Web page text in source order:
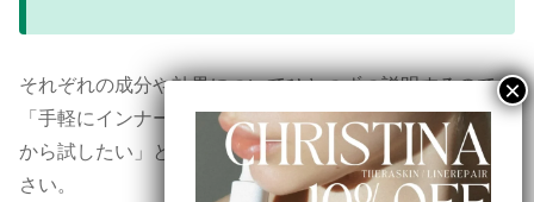
それぞれの成分や効果についてひとつずつ説明するので、
「手軽にインナーケアをはじめたい」「すぐに買えるもの
から試したい」と考えている方はぜひ参考にしてみてくだ
さい。